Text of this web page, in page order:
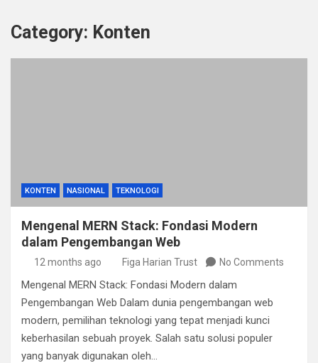
Category: Konten
KONTEN NASIONAL TEKNOLOGI
Mengenal MERN Stack: Fondasi Modern
dalam Pengembangan Web
12 months ago Figa Harian Trust No Comments
Mengenal MERN Stack: Fondasi Modern dalam
Pengembangan Web Dalam dunia pengembangan web
modern, pemilihan teknologi yang tepat menjadi kunci
keberhasilan sebuah proyek. Salah satu solusi populer
yang banyak digunakan oleh…